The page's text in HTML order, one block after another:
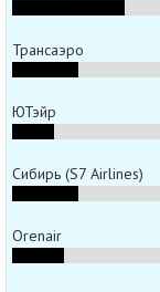
Трансаэро
ЮТэйр
Сибирь (S7 Airlines)
Orenair